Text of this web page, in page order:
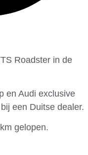
Roadster in de
en Audi exclusive
een Duitse dealer.
gelopen.